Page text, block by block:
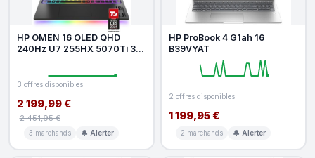
HP OMEN 16 OLED QHD
240Hz U7 255HX 5070Ti 32
3 offres disponibles
2 199,99 €
2 451,95 €
3 marchands 🔔 Alerter
HP ProBook 4 G1ah 16
B39VYAT
2 offres disponibles
1 199,95 €
2 marchands 🔔 Alerter